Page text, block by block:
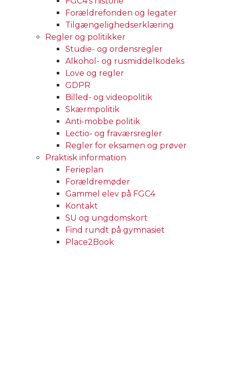
Forældrefonden og legater
Tilgængelighedserklæring
Regler og politikker
Studie- og ordensregler
Alkohol- og rusmiddelkodeks
Love og regler
GDPR
Billed- og videopolitik
Skærmpolitik
Anti-mobbe politik
Lectio- og fraværsregler
Regler for eksamen og prøver
Praktisk information
Ferieplan
Forældremøder
Gammel elev på FGC4
Kontakt
SU og ungdomskort
Find rundt på gymnasiet
Place2Book